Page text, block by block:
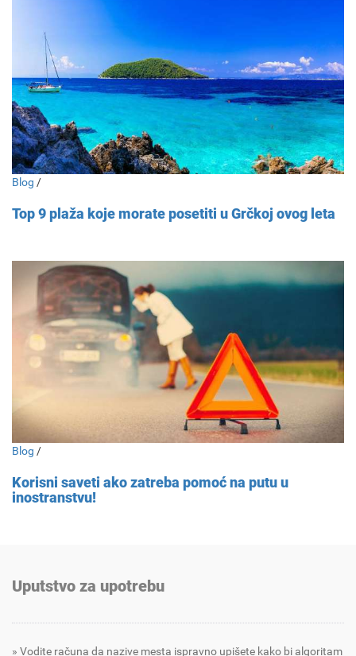
Blog /
Top 9 plaža koje morate posetiti u Grčkoj ovog leta
Blog /
Korisni saveti ako zatreba pomoć na putu u
inostranstvu!
Uputstvo za upotrebu
Vodite računa da nazive mesta ispravno upišete kako bi algoritam